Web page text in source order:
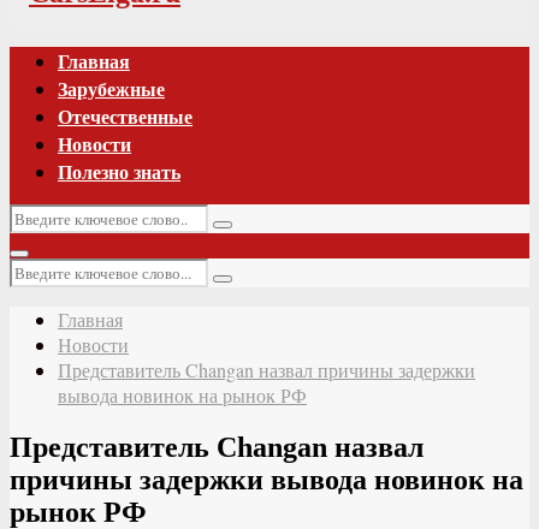
Главная
Зарубежные
Отечественные
Новости
Полезно знать
Искать:
Поиск
Основное
меню
Искать:
Поиск
Главная
Новости
Представитель Changan назвал причины задержки
вывода новинок на рынок РФ
Представитель Changan назвал
причины задержки вывода новинок на
рынок РФ